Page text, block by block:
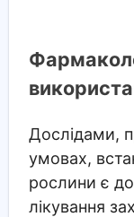
Дослідами,
умовах,
рослини є
лікування